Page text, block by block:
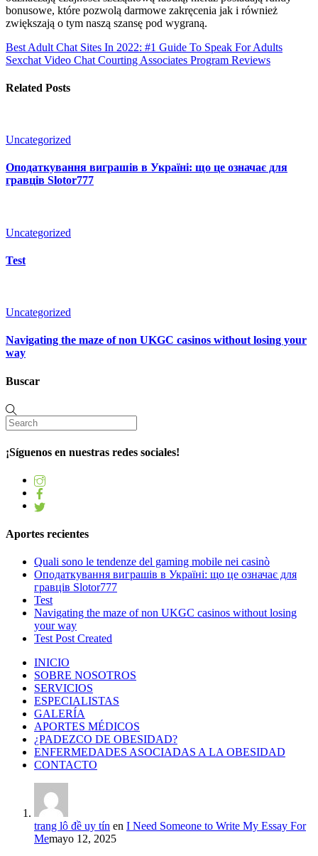
bonusowe, które pozwolą darmowe zakręcenia jak i również
zwiększają o tym naszą szansę pod wygraną.
Best Adult Chat Sites In 2022: #1 Guide To Speak For Adults
Sexchat Video Chat Courting Associates Program Reviews
Related Posts
Uncategorized
Оподаткування виграшів в Україні: що це означає для
гравців Slotor777
Uncategorized
Test
Uncategorized
Navigating the maze of non UKGC casinos without losing your
way
Buscar
¡Síguenos en nuestras redes sociales!
Aportes recientes
Quali sono le tendenze del gaming mobile nei casinò
Оподаткування виграшів в Україні: що це означає для
гравців Slotor777
Test
Navigating the maze of non UKGC casinos without losing
your way
Test Post Created
INICIO
SOBRE NOSOTROS
SERVICIOS
ESPECIALISTAS
GALERÍA
APORTES MÉDICOS
¿PADEZCO DE OBESIDAD?
ENFERMEDADES ASOCIADAS A LA OBESIDAD
CONTACTO
trang lô đề uy tín en I Need Someone to Write My Essay For
Memayo 12, 2025